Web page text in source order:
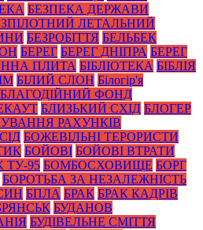
БЕЗПЕКА ДЕРЖАВИ
ЛЕТАЛЬНИЙ
БЕЗРОБІТТЯ БЕЛЬБЕК
БЕРЕГ БЕРЕГ ДНІПРА БЕРЕГ
ПЛИТА БІБЛІОТЕКА БІБЛІЯ
БІЛИЙ СЛОН Білогір'я
БЛАГОДІЙНИЙ ФОНД
БЛИЗЬКИЙ СХІД БЛОГЕР
РАХУНКІВ
БОЖЕВІЛЬНІ ТЕРОРИСТИ
БОЙОВІ БОЙОВІ ВТРАТИ
95 БОМБОСХОВИЩЕ БОРГ
БОРОТЬБА ЗА НЕЗАЛЕЖНІСТЬ
БПЛА БРАК БРАК КАДРІВ
БУДАНОВ
БУДІВЕЛЬНЕ СМІТТЯ